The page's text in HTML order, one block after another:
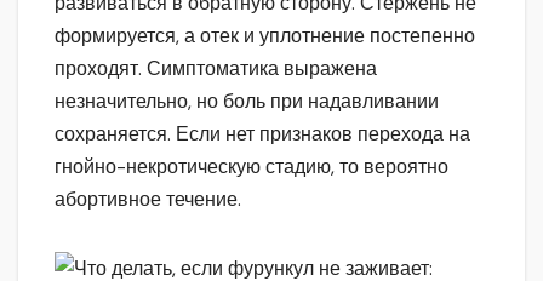
формируется, а отек и уплотнение постепенно
проходят. Симптоматика выражена
незначительно, но боль при надавливании
сохраняется. Если нет признаков перехода на
гнойно-некротическую стадию, то вероятно
абортивное течение.